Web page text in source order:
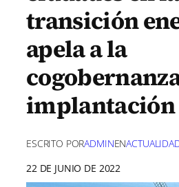
transición
apela a la
implantación
ESCRITO PORADMINEN
22 DE JUNIO DE 2022